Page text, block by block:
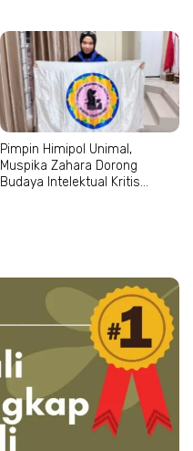
Pimpin Himipol Unimal,
Muspika Zahara Dorong
Budaya Intelektual Kritis